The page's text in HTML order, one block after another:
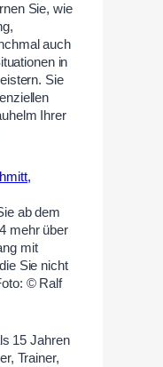
Sie, wie
auch
in
Sie
Ihrer
ab dem
mehr über
mit
Sie nicht
© Ralf
15 Jahren
Trainer,